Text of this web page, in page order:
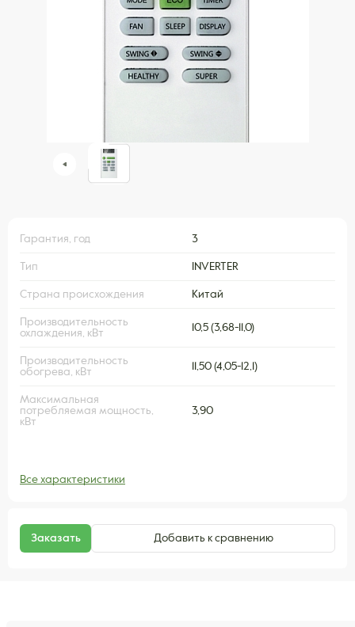
Гарантия, год 3
Тип INVERTER
Страна происхождения Китай
Производительность
охлаждения, кВт
10,5 (3,68-11,0)
Производительность
обогрева, кВт
11,50 (4,05-12,1)
Максимальная
потребляемая мощность,
кВт
3,90
Все характеристики
Заказать Добавить к сравнению